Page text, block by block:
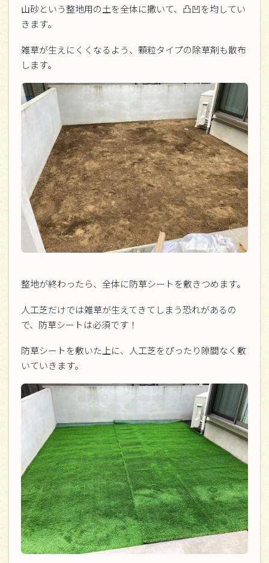
山砂という整地用の土を全体に撒いて、凸凹を均してい
きます。
雑草が生えにくくなるよう、顆粒タイプの除草剤も散布
します。
整地が終わったら、全体に防草シートを敷きつめます。
人工芝だけでは雑草が生えてきてしまう恐れがあるの
で、防草シートは必須です！
防草シートを敷いた上に、人工芝をぴったり隙間なく敷
いていきます。